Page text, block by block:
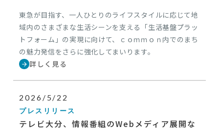
東急が目指す、一人ひとりのライフスタイルに応じて地
域内のさまざまな生活シーンを支える「生活基盤プラッ
トフォーム」の実現に向けて、ｃｏｍｍｏｎ内でのまち
の魅力発信をさらに強化してまいります。
arrow_forward 詳しく見る
2026/5/22
プレスリリース
テレビ大分、情報番組のWebメディア展開な